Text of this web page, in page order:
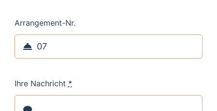
Arrangement-Nr.
Ihre Nachricht *